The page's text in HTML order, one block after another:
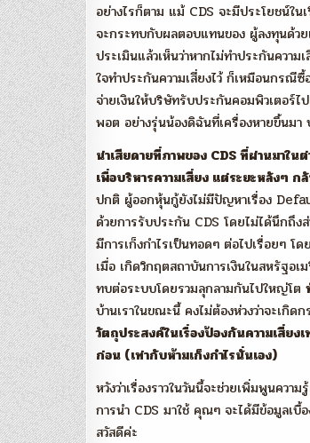
อย่างไรก็ตาม แม้ CDS จะมีประโยชน์ใน
จะกระทบกับผลตอบแทนของ ผู้ลงทุนด้ว
ประเมินแล้วเห็นว่าหากไม่ทำประกันควา
ใจทำประกันความเสี่ยงไว้ ก็เหมือนกรณี
จ่ายเงินให้บริษัทรับประกันคอมพิวเตอร์ไ
พอต อย่างรุ่นน้องดิฉันที่เครื่องหายขึ้นม
น่าเสียดายที่ภาพของ CDS ที่ผ่านมาใ
เพื่อบริหารความเสี่ยง แต่ระยะหลังๆ ก
ปกติ ผู้ออกหุ้นกู้ยังไม่มีปัญหาเรื่อง
ด้วยการรับประกัน CDS โดยไม่ได้นึกถึ
มีการเก็งกำไรเป็นทอดๆ ต่อไปเรื่อยๆ
เมื่อ เกิดวิกฤตสถาบันการเงินในสหรั
ทบต่อระบบโดยรวมลุกลามกันไปใหญ่โต
บ้านเราในขณะนี้ คงไม่ต้องห่วงว่าจะเกิด
วัตถุประสงค์ในเรื่องป้องกันความเสี่ย
ก่อน (เท่ากับห้ามเก็งกำไรนั่นเอง)
หวังว่าเรื่องราวในวันนี้จะช่วยเพิ่มพูนคว
การนำ CDS มาใช้ คุณๆ จะได้มีข้อมูลเบื้
สวัสดีค่ะ